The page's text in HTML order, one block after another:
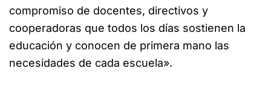
compromiso de docentes, directivos y
cooperadoras que todos los días sostienen la
educación y conocen de primera mano las
necesidades de cada escuela».